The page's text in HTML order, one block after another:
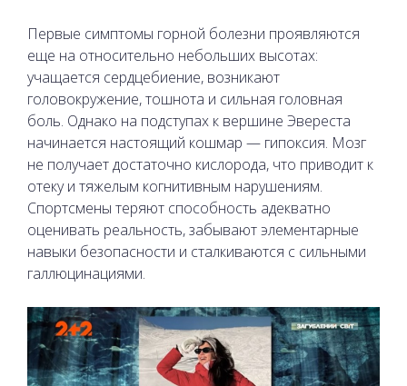
Первые симптомы горной болезни проявляются
еще на относительно небольших высотах:
учащается сердцебиение, возникают
головокружение, тошнота и сильная головная
боль. Однако на подступах к вершине Эвереста
начинается настоящий кошмар — гипоксия. Мозг
не получает достаточно кислорода, что приводит к
отеку и тяжелым когнитивным нарушениям.
Спортсмены теряют способность адекватно
оценивать реальность, забывают элементарные
навыки безопасности и сталкиваются с сильными
галлюцинациями.